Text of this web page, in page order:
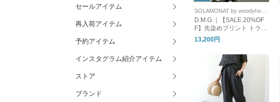
セールアイテム
再入荷アイテム
予約アイテム
インスタグラム紹介アイテム
ストア
ブランド
D.M.G.｜【SALE 20%OF
F】先染めプリント トラベ
ルイージーパンツ レディ
ース ボトムス ウエストゴ
ム ワイドパンツ 収納袋付
属 14-386z
13,200円